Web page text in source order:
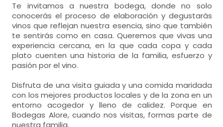
Te invitamos a nuestra bodega, donde no solo
conocerás el proceso de elaboración y degustarás
vinos que reflejan nuestra esencia, sino que también
te sentirás como en casa. Queremos que vivas una
experiencia cercana, en la que cada copa y cada
plato cuenten una historia de la familia, esfuerzo y
pasión por el vino.
Disfruta de una visita guiada y una comida maridada
con los mejores productos locales y de la zona en un
entorno acogedor y lleno de calidez. Porque en
Bodegas Alore, cuando nos visitas, formas parte de
nuestra familia.